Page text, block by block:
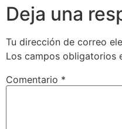
Deja una
Tu dirección de correo
Los campos obligatorios
Comentario *